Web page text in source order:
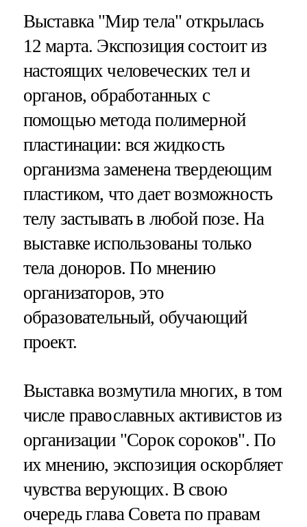
Выставка "Мир тела" открылась
12 марта. Экспозиция состоит из
настоящих человеческих тел и
органов, обработанных с
помощью метода полимерной
пластинации: вся жидкость
организма заменена твердеющим
пластиком, что дает возможность
телу застывать в любой позе. На
выставке использованы только
тела доноров. По мнению
организаторов, это
образовательный, обучающий
проект.
Выставка возмутила многих, в том
числе православных активистов из
организации "Сорок сороков". По
их мнению, экспозиция оскорбляет
чувства верующих. В свою
очередь глава Совета по правам